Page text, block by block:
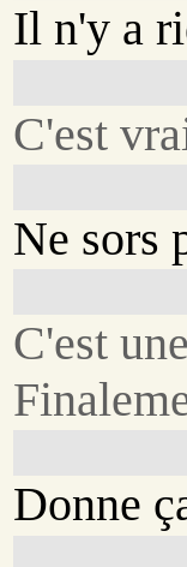
Il n'y a
C'est
Ne sors
C'est
Donne